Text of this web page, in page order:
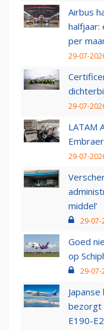
Airbus
halfjaar:
per
29-07-
29-07-
LATAM
29-07-
middel’
29-07-
Goed
op
29-07-
bezorgt
E190-E2